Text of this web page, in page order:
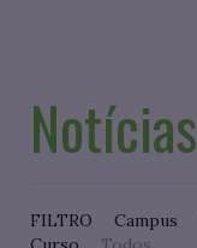
Notícias
FILTRO
Campus